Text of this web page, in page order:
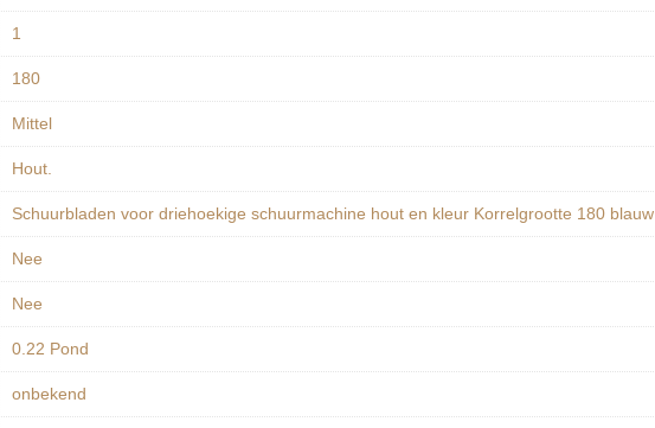
‎1
‎180
‎Mittel
‎Hout.
‎Schuurbladen voor driehoekige schuurmachine hout en kleur Korrelgrootte 180 blauw
‎Nee
‎Nee
‎0.22 Pond
‎onbekend